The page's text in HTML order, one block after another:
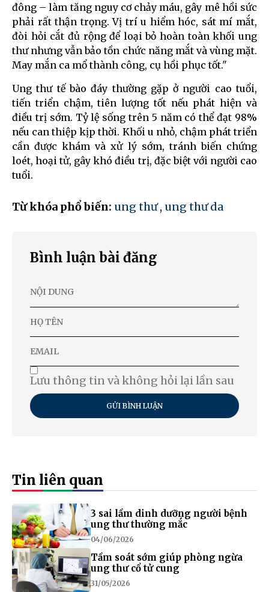
đông – làm tăng nguy cơ chảy máu, gây mê hồi sức
phải rất thận trọng. Vị trí u hiểm hóc, sát mí mắt,
đòi hỏi cắt đủ rộng để loại bỏ hoàn toàn khối ung
thư nhưng vẫn bảo tồn chức năng mắt và vùng mặt.
May mắn ca mổ thành công, cụ hồi phục tốt."
Ung thư tế bào đáy thường gặp ở người cao tuổi,
tiến triển chậm, tiên lượng tốt nếu phát hiện và
điều trị sớm. Tỷ lệ sống trên 5 năm có thể đạt 98%
nếu can thiệp kịp thời. Khối u nhỏ, chậm phát triển
cần được khám và xử lý sớm, tránh biến chứng
loét, hoại tử, gây khó điều trị, đặc biệt với người cao
tuổi.
Từ khóa phổ biến: ung thư, ung thư da
Bình luận bài đăng
Lưu thông tin và không hỏi lại lần sau
GỬI BÌNH LUẬN
Tin liên quan
3 sai lầm dinh dưỡng người bệnh
ung thư thường mắc
04/06/2026
Tầm soát sớm giúp phòng ngừa
ung thư cổ tử cung
31/05/2026